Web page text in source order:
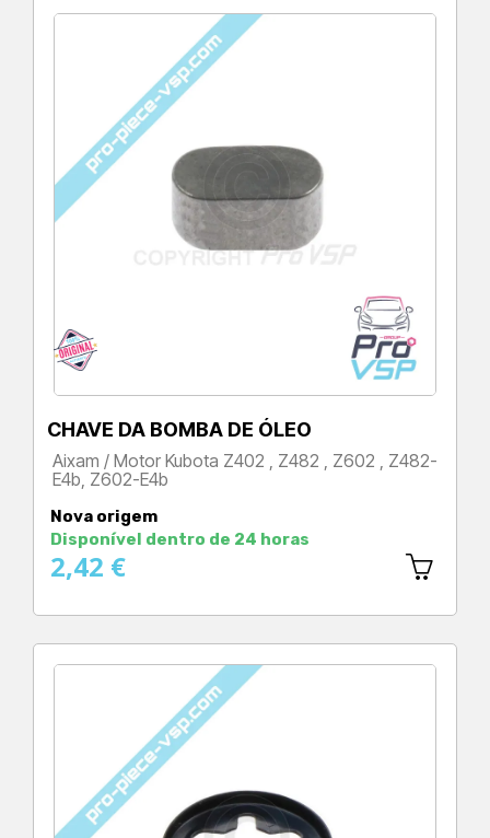
CHAVE DA BOMBA DE ÓLEO
Aixam / Motor Kubota Z402 , Z482 , Z602 , Z482-
E4b, Z602-E4b
Nova origem
Disponível dentro de 24 horas
2,42 €